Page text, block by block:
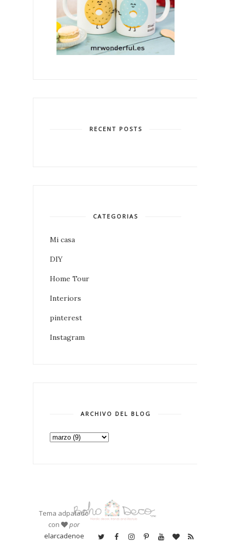
RECENT POSTS
CATEGORIAS
Mi casa
DIY
Home Tour
Interiors
pinterest
Instagram
ARCHIVO DEL BLOG
Tema adpatado
con
por
elarcadenoe